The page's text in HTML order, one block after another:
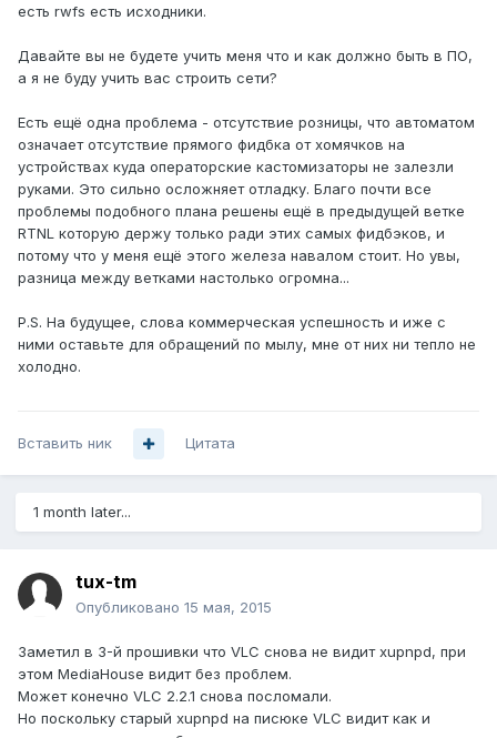
есть rwfs есть исходники.
Давайте вы не будете учить меня что и как должно быть в ПО,
а я не буду учить вас строить сети?
Есть ещё одна проблема - отсутствие розницы, что автоматом
означает отсутствие прямого фидбка от хомячков на
устройствах куда операторские кастомизаторы не залезли
руками. Это сильно осложняет отладку. Благо почти все
проблемы подобного плана решены ещё в предыдущей ветке
RTNL которую держу только ради этих самых фидбэков, и
потому что у меня ещё этого железа навалом стоит. Но увы,
разница между ветками настолько огромна...
P.S. На будущее, слова коммерческая успешность и иже с
ними оставьте для обращений по мылу, мне от них ни тепло не
холодно.
Вставить ник Цитата
1 month later...
tux-tm
Опубликовано 15 мая, 2015
Заметил в 3-й прошивки что VLC снова не видит xupnpd, при
этом MediaHouse видит без проблем.
Может конечно VLC 2.2.1 снова посломали.
Но поскольку старый xupnpd на писюке VLC видит как и